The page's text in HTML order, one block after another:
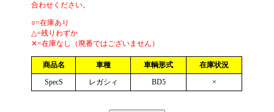
合わせください。
○=在庫あり
△=残りわずか
✕=在庫なし（廃番ではございません）
商品名 車種 車輌形式
在庫状況
SpecS
レガシィ BD5 ×